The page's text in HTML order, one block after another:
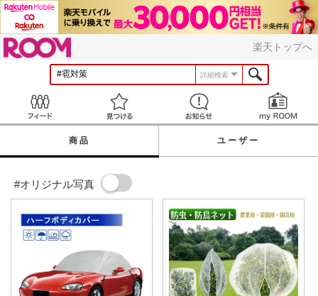
楽天トップへ
詳細検索
見つける お知らせ
商品 ユーザー
#オリジナル写真